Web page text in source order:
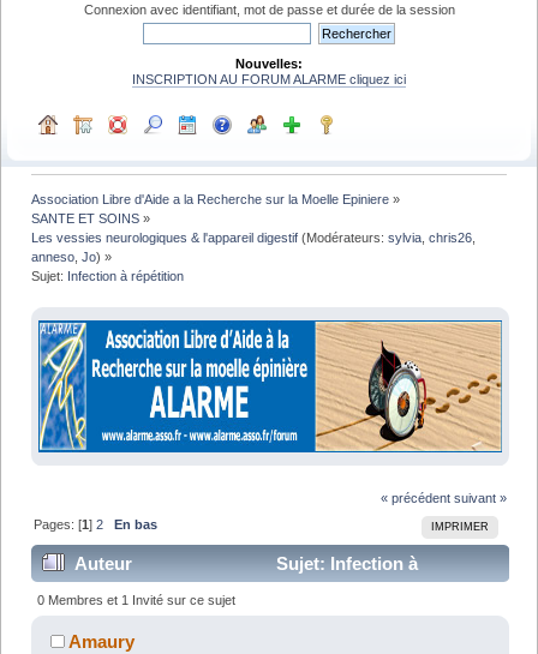
Connexion avec identifiant, mot de passe et durée de la session
Nouvelles:
INSCRIPTION AU FORUM ALARME cliquez ici
Association Libre d'Aide a la Recherche sur la Moelle Epiniere »
SANTE ET SOINS »
Les vessies neurologiques & l'appareil digestif (Modérateurs:sylvia ,chris26
anneso ,Jo) »
Sujet: Infection à répétition
« précédent suivant »
IMPRIMER
Pages: [1]2 En bas
Auteur
Sujet: Infection à
répétition (Lu 32388 fois)
0 Membres et 1 Invité sur ce sujet
Amaury